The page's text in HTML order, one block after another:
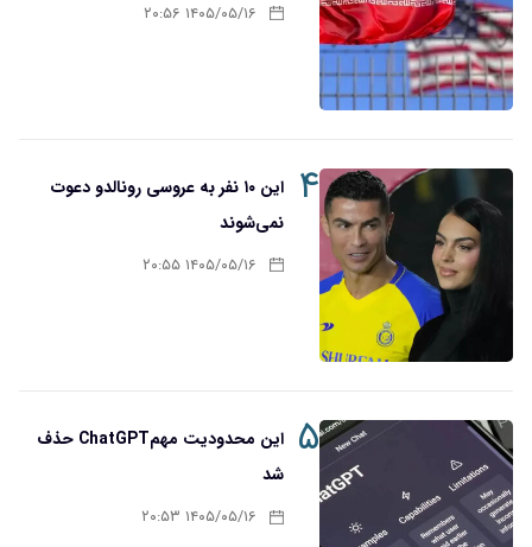
۱۴۰۵/۰۵/۱۶ ۲۰:۵۶
۴
این ۱۰ نفر به عروسی رونالدو دعوت
نمی‌شوند
۱۴۰۵/۰۵/۱۶ ۲۰:۵۵
۵
این محدودیت مهمChatGPT حذف
شد
۱۴۰۵/۰۵/۱۶ ۲۰:۵۳